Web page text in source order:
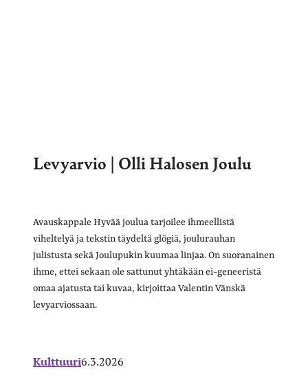
Levyarvio | Olli Halosen Joulu
Avauskappale Hyvää joulua tarjoilee ihmeellistä
viheltelyä ja tekstin täydeltä glögiä, joulurauhan
julistusta sekä Joulupukin kuumaa linjaa. On suoranainen
ihme, ettei sekaan ole sattunut yhtäkään ei-geneeristä
omaa ajatusta tai kuvaa, kirjoittaa Valentin Vänskä
levyarviossaan.
Kulttuuri6.3.2026